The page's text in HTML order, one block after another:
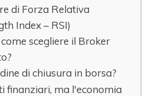
di Forza Relativa
Index – RSI)
scegliere il Broker
di chiusura in borsa?
finanziari, ma l'economia